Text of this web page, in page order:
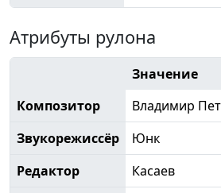
Атрибуты рулона
Значение
Композитор
Владимир
Звукорежиссёр
Юнк
Редактор
Касаев